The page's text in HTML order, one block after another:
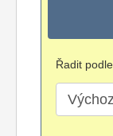
Řadit